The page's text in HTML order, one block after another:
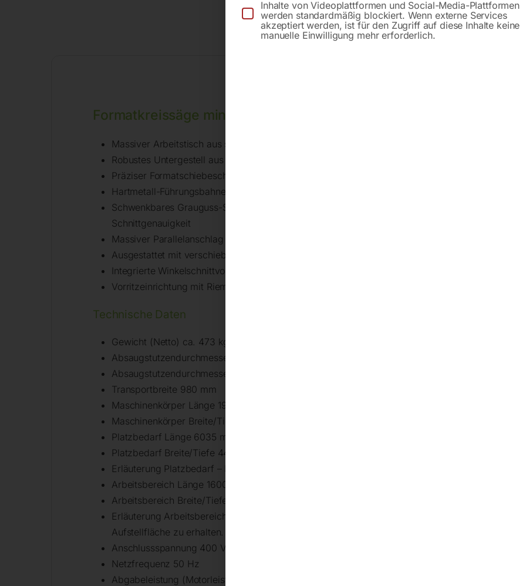
Beschreibung Produktsicherheit
Formatkreissäge minimax si 4 – 315 / 26 mit Vorritzeinrichtung
Massiver Arbeitstisch aus stark verripptem Grauguss – für maximale Stabilität und Langlebigkeit
Robustes Untergestell aus geschweißtem Stahl – garantiert hohe Verwindungssteifigkeit und
Präziser Formatschiebeschlitten aus eloxiertem Aluminium – leichtgängig geführt über
Hartmetall-Führungsbahnen – für dauerhafte Präzision und minimale Wartung
Schwenkbares Grauguss-Sägeaggregat mit doppelter Segmentführung – exakte Null-Punkt-
Schnittgenauigkeit
Massiver Parallelanschlag mit Rundstangenführung
Ausgestattet mit verschiebbarer Exzenterspannvorrichtung
Integrierte Winkelschnittvorrichtung am Schiebeschlitten – für schnelle und präzise
Vorritzeinrichtung mit Riemenantrieb
Technische Daten
Gewicht (Netto) ca. 473 kg
Absaugstutzendurchmesser 120 mm
Absaugstutzendurchmesser Sägeblattschutz 60 mm
Transportbreite 980 mm
Maschinenkörper Länge 1900 mm
Maschinenkörper Breite/Tiefe 840 mm
Platzbedarf Länge 6035 mm
Platzbedarf Breite/Tiefe 4410 mm
Erläuterung Platzbedarf – Die Maße berücksichtigen maximale Verfahrwege oder Nutzlängen
Arbeitsbereich Länge 1600 mm
Arbeitsbereich Breite/Tiefe 2300 mm
Erläuterung Arbeitsbereich – Die angegebenen Maße bitte mit dem Platzbedarf addieren, um
Aufstellfläche zu erhalten.
Anschlussspannung 400 V
Netzfrequenz 50 Hz
Abgabeleistung (Motorleistung) 5,0 kW
Inhalte von Videoplattformen und Social-Media-Plattformen
werden standardmäßig blockiert. Wenn externe Services
akzeptiert werden, ist für den Zugriff auf diese Inhalte keine
manuelle Einwilligung mehr erforderlich.